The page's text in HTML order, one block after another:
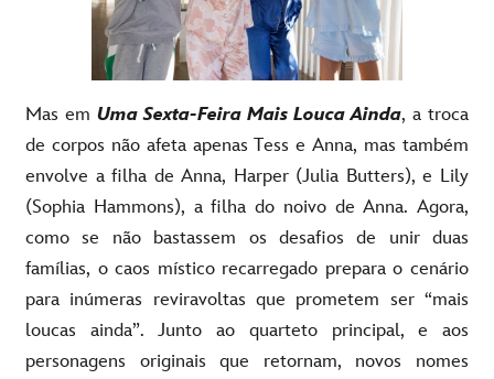
Mas em Uma Sexta-Feira Mais Louca Ainda, a troca
de corpos não afeta apenas Tess e Anna, mas também
envolve a filha de Anna, Harper (Julia Butters), e Lily
(Sophia Hammons), a filha do noivo de Anna. Agora,
como se não bastassem os desafios de unir duas
famílias, o caos místico recarregado prepara o cenário
para inúmeras reviravoltas que prometem ser “mais
loucas ainda”. Junto ao quarteto principal, e aos
personagens originais que retornam, novos nomes